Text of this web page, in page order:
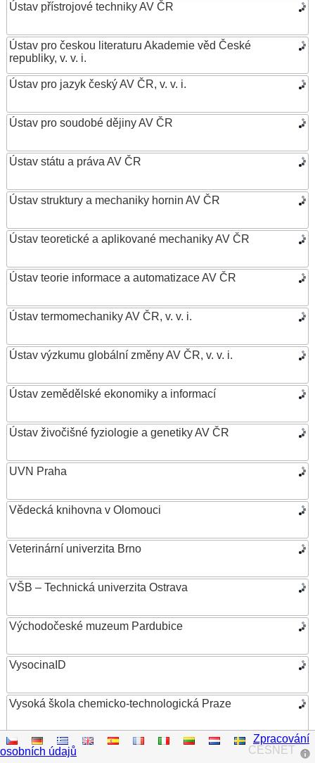
Ústav přístrojové techniky AV ČR
Ústav pro českou literaturu Akademie věd České
republiky, v. v. i.
Ústav pro jazyk český AV ČR, v. v. i.
Ústav pro soudobé dějiny AV ČR
Ústav státu a práva AV ČR
Ústav struktury a mechaniky hornin AV ČR
Ústav teoretické a aplikované mechaniky AV ČR
Ústav teorie informace a automatizace AV ČR
Ústav termomechaniky AV ČR, v. v. i.
Ústav výzkumu globální změny AV ČR, v. v. i.
Ústav zemědělské ekonomiky a informací
Ústav živočišné fyziologie a genetiky AV ČR
UVN Praha
Vědecká knihovna v Olomouci
Veterinární univerzita Brno
VŠB – Technická univerzita Ostrava
Východočeské muzeum Pardubice
VysocinaID
Vysoká škola chemicko-technologická Praze
Vysoká škola ekonomická v Praze
CESNET
Zpracování
osobních údajů